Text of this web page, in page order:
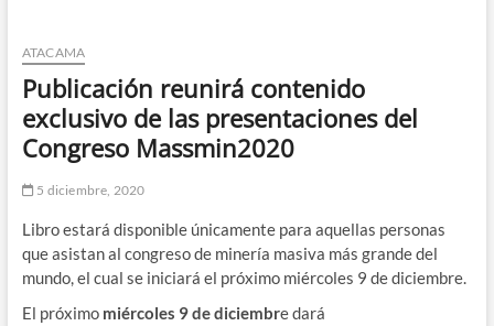
ATACAMA
Publicación reunirá contenido
exclusivo de las presentaciones del
Congreso Massmin2020
5 diciembre, 2020
Libro estará disponible únicamente para aquellas personas
que asistan al congreso de minería masiva más grande del
mundo, el cual se iniciará el próximo miércoles 9 de diciembre.
El próximo miércoles 9 de diciembre dará